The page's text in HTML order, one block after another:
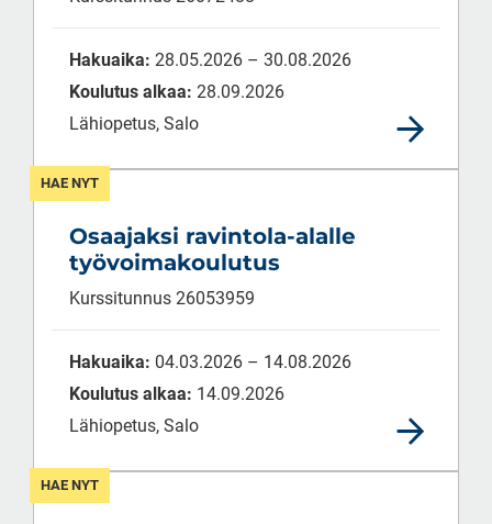
Hakuaika: 28.05.2026 – 30.08.2026
Koulutus alkaa: 28.09.2026
Lähiopetus, Salo
HAE NYT
Osaajaksi ravintola-alalle
työvoimakoulutus
Kurssitunnus 26053959
Hakuaika: 04.03.2026 – 14.08.2026
Koulutus alkaa: 14.09.2026
Lähiopetus, Salo
HAE NYT